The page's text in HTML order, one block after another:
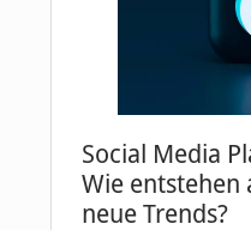
Social Media
Wie entstehen
neue Trends?